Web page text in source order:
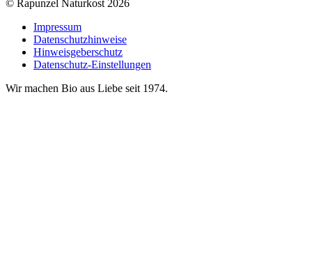
© Rapunzel Naturkost 2026
Impressum
Datenschutzhinweise
Hinweisgeberschutz
Datenschutz-Einstellungen
Wir machen Bio aus Liebe seit 1974.